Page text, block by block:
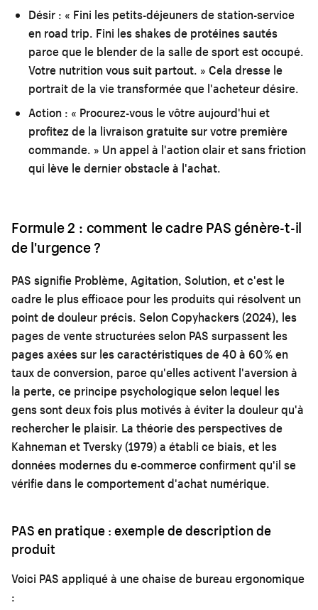
Désir : « Fini les petits-déjeuners de station-service
en road trip. Fini les shakes de protéines sautés
parce que le blender de la salle de sport est occupé.
Votre nutrition vous suit partout. » Cela dresse le
portrait de la vie transformée que l'acheteur désire.
Action : « Procurez-vous le vôtre aujourd'hui et
profitez de la livraison gratuite sur votre première
commande. » Un appel à l'action clair et sans friction
qui lève le dernier obstacle à l'achat.
Formule 2 : comment le cadre PAS génère-t-il
de l'urgence ?
PAS signifie Problème, Agitation, Solution, et c'est le
cadre le plus efficace pour les produits qui résolvent un
point de douleur précis. Selon Copyhackers (2024), les
pages de vente structurées selon PAS surpassent les
pages axées sur les caractéristiques de 40 à 60 % en
taux de conversion, parce qu'elles activent l'aversion à
la perte, ce principe psychologique selon lequel les
gens sont deux fois plus motivés à éviter la douleur qu'à
rechercher le plaisir. La théorie des perspectives de
Kahneman et Tversky (1979) a établi ce biais, et les
données modernes du e-commerce confirment qu'il se
vérifie dans le comportement d'achat numérique.
PAS en pratique : exemple de description de
produit
Voici PAS appliqué à une chaise de bureau ergonomique
: